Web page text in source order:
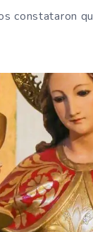
constataron